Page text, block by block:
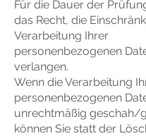
Für die Dauer der
das Recht, die
Verarbeitung Ihrer
personenbezogenen
verlangen.
Wenn die Verarbeitung
personenbezogenen
unrechtmäßig geschah/
können Sie statt der